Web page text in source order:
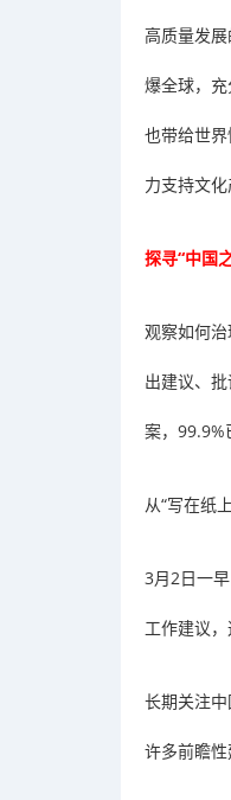
高质量发
爆全球，
也带给世
力支持文化
探寻“中国
观察如何
出建议、
案，99.9%
从“写在纸
3月2日一
工作建议
长期关注
许多前瞻性